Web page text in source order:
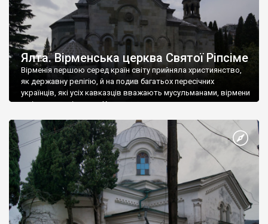
Ялта. Вірменська церква Святої Ріпсіме
Вірменія першою серед країн світу прийняла християнство,
як державну релігію, й на подив багатьох пересічних
українців, які усіх кавказців вважають мусульманами, вірмени
є відданими вірянами Христа